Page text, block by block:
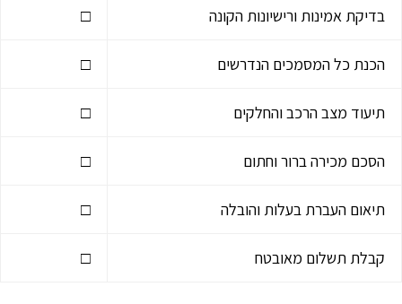
בדיקת אמינות ורישיונות הקונה □
הכנת כל המסמכים הנדרשים □
תיעוד מצב הרכב והחלקים □
הסכם מכירה ברור וחתום □
תיאום העברת בעלות והובלה □
קבלת תשלום מאובטח □